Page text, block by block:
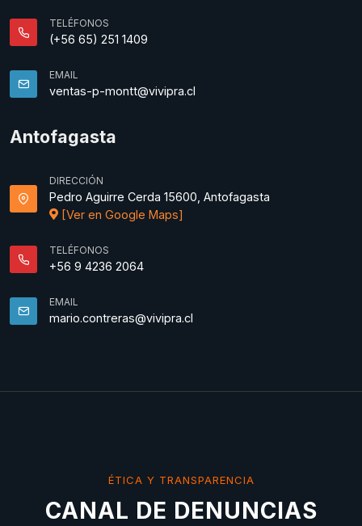
TELÉFONOS
(+56 65) 251 1409
EMAIL
ventas-p-montt@vivipra.cl
Antofagasta
DIRECCIÓN
Pedro Aguirre Cerda 15600, Antofagasta
[Ver en Google Maps]
TELÉFONOS
+56 9 4236 2064
EMAIL
mario.contreras@vivipra.cl
ÉTICA Y TRANSPARENCIA
CANAL DE DENUNCIAS